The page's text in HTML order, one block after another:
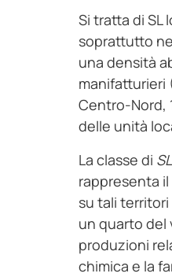
Si tratta di SL
soprattutto
una densità
manifatturieri
Centro-Nord,
delle unità
La classe di
rappresenta
su tali
un quarto del
produzioni
chimica e la